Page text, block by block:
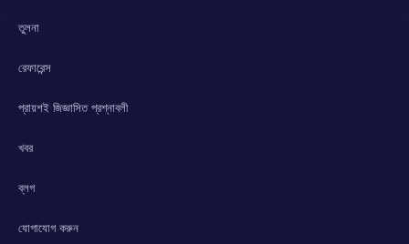
তুলনা
রেফারেন্স
প্রায়শই জিজ্ঞাসিত প্রশ্নাবলী
খবর
ব্লগ
যোগাযোগ করুন